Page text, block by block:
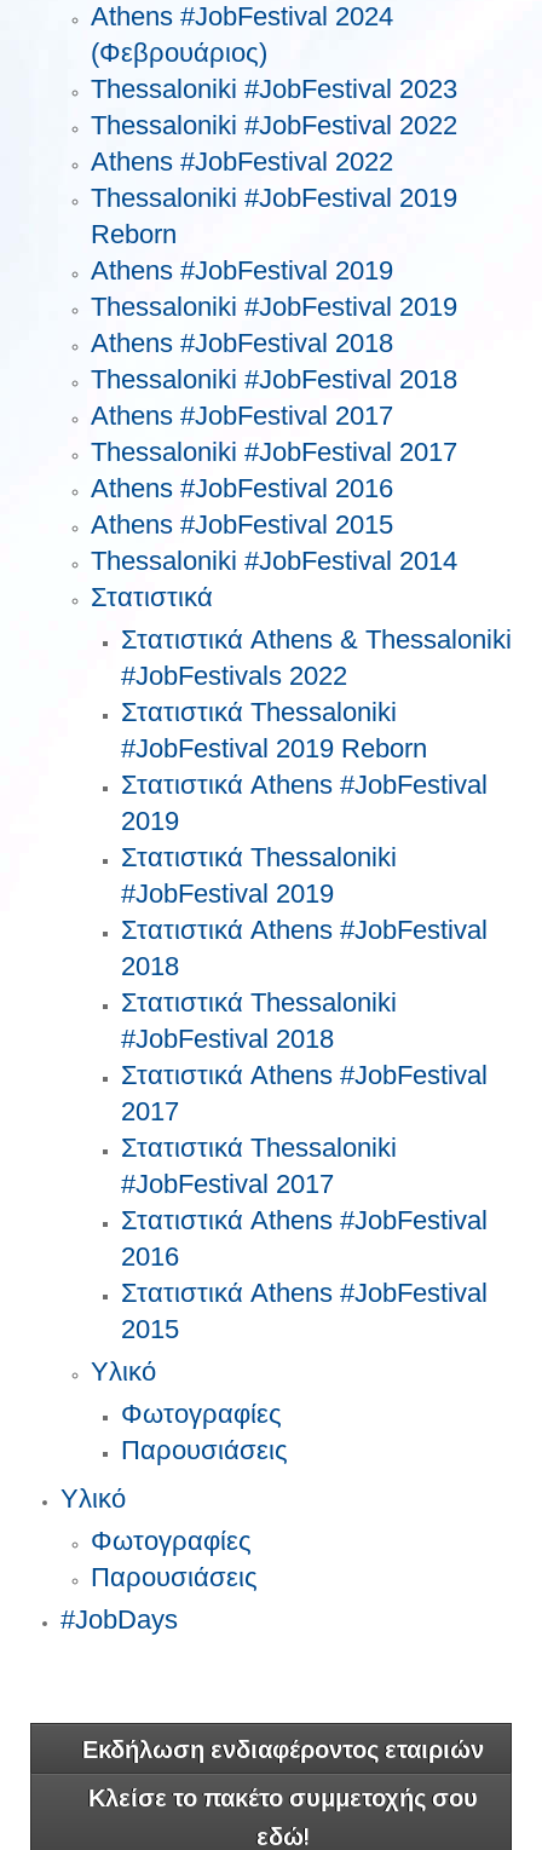
Athens #JobFestival 2024
(Φεβρουάριος)
Thessaloniki #JobFestival 2023
Thessaloniki #JobFestival 2022
Athens #JobFestival 2022
Thessaloniki #JobFestival 2019
Reborn
Athens #JobFestival 2019
Thessaloniki #JobFestival 2019
Athens #JobFestival 2018
Thessaloniki #JobFestival 2018
Athens #JobFestival 2017
Τhessaloniki #JobFestival 2017
Athens #JobFestival 2016
Athens #JobFestival 2015
Thessaloniki #JobFestival 2014
Στατιστικά
Στατιστικά Athens & Thessaloniki
#JobFestivals 2022
Στατιστικά Thessaloniki
#JobFestival 2019 Reborn
Στατιστικά Athens #JobFestival
2019
Στατιστικά Thessaloniki
#JobFestival 2019
Στατιστικά Athens #JobFestival
2018
Στατιστικά Thessaloniki
#JobFestival 2018
Στατιστικά Athens #JobFestival
2017
Στατιστικά Thessaloniki
#JobFestival 2017
Στατιστικά Athens #JobFestival
2016
Στατιστικά Athens #JobFestival
2015
Υλικό
Φωτογραφίες
Παρουσιάσεις
Υλικό
Φωτογραφίες
Παρουσιάσεις
#JobDays
Εκδήλωση ενδιαφέροντος εταιριών
Κλείσε το πακέτο συμμετοχής σου
εδώ!